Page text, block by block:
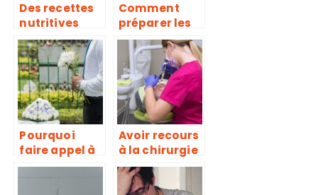
Des recettes
nutritives
pour vos
enfants !
Comment
préparer les
enfants à la
fête de fin
d’année à la
crèche ?
Pourquoi
faire appel à
une agence
Avoir recours
à la chirurgie
esthétique en
Tunisie